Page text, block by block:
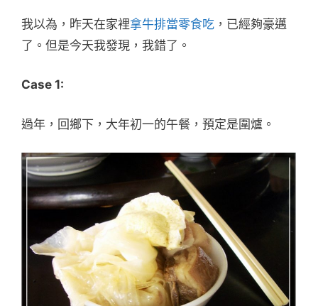
我以為，昨天在家裡拿牛排當零食吃 ，已經夠豪邁
了。但是今天我發現，我錯了。
Case 1:
過年，回鄉下，大年初一的午餐，預定是圍爐。